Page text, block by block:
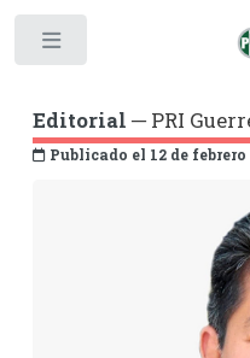
Editorial ─ PRI
Publicado el 12 de febrero